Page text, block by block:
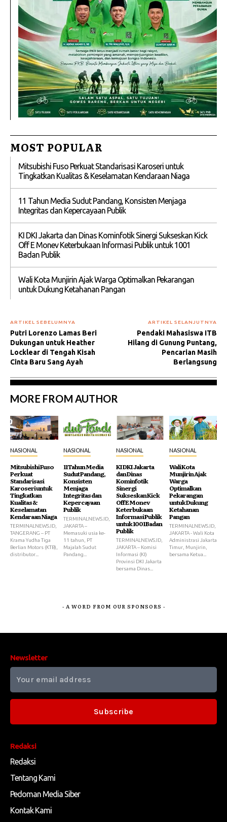
MOST POPULAR
Mitsubishi Fuso Perkuat Standarisasi Karoseri untuk
Tingkatkan Kualitas & Keselamatan Kendaraan Niaga
11 Tahun Media Sudut Pandang, Konsisten Menjaga
Integritas dan Kepercayaan Publik
KI DKI Jakarta dan Dinas Kominfotik Sinergi Sukseskan Kick
Off E Monev Keterbukaan Informasi Publik untuk 1001
Badan Publik
Wali Kota Munjirin Ajak Warga Optimalkan Pekarangan
untuk Dukung Ketahanan Pangan
ARTIKEL SEBELUMNYA
Putri Lorenzo Lamas Beri
Dukungan untuk Heather
Locklear di Tengah Kisah
Cinta Baru Sang Ayah
ARTIKEL SELANJUTNYA
Pendaki Mahasiswa ITB
Hilang di Gunung Puntang,
Pencarian Masih
Berlangsung
MORE FROM AUTHOR
NASIONAL
Mitsubishi Fuso
Perkuat
Standarisasi
Karoseri untuk
Tingkatkan
Kualitas &
Keselamatan
Kendaraan Niaga
TERMINALNEWS.ID,
TANGERANG – PT
Krama Yudha Tiga
Berlian Motors (KTB),
distributor...
NASIONAL
11 Tahun Media
Sudut Pandang,
Konsisten
Menjaga
Integritas dan
Kepercayaan
Publik
TERMINALNEWS.ID,
JAKARTA –
Memasuki usia ke-
11 tahun, PT
Majalah Sudut
Pandang...
NASIONAL
KI DKI Jakarta
dan Dinas
Kominfotik
Sinergi
Sukseskan Kick
Off E Monev
Keterbukaan
Informasi Publik
untuk 1001 Badan
Publik
TERMINALNEWS.ID,
JAKARTA – Komisi
Informasi (KI)
Provinsi DKI Jakarta
bersama Dinas...
NASIONAL
Wali Kota
Munjirin Ajak
Warga
Optimalkan
Pekarangan
untuk Dukung
Ketahanan
Pangan
TERMINALNEWS.ID,
JAKARTA - Wali Kota
Administrasi Jakarta
Timur, Munjirin,
bersama Ketua...
- A WORD FROM OUR SPONSORS -
Redaksi
Redaksi
Tentang Kami
Pedoman Media Siber
Kontak Kami
Newsletter
Subscribe